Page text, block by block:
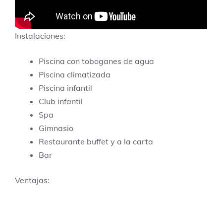
Instalaciones:
Piscina con toboganes de agua
Piscina climatizada
Piscina infantil
Club infantil
Spa
Gimnasio
Restaurante buffet y a la carta
Bar
Ventajas: